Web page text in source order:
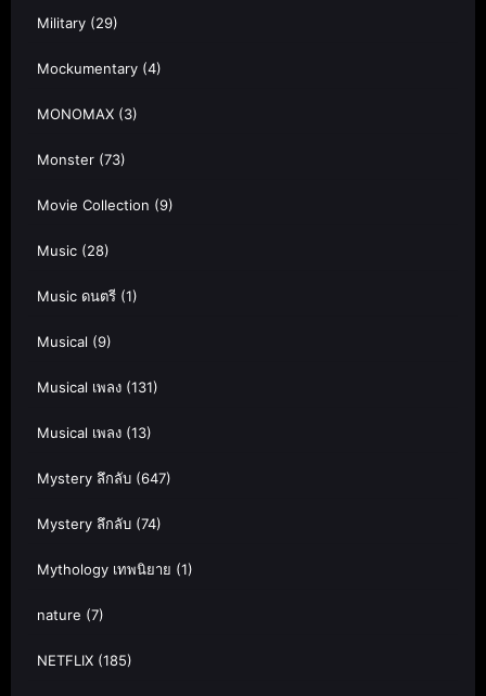
Military (29)
Mockumentary (4)
MONOMAX (3)
Monster (73)
Movie Collection (9)
Music (28)
Music ดนตรี (1)
Musical (9)
Musical เพลง (131)
Musical เพลง (13)
Mystery ลึกลับ (647)
Mystery ลึกลับ (74)
Mythology เทพนิยาย (1)
nature (7)
NETFLIX (185)